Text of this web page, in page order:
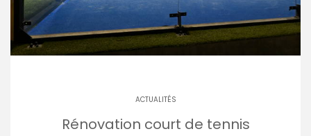
ACTUALITÉS
Rénovation court de tennis